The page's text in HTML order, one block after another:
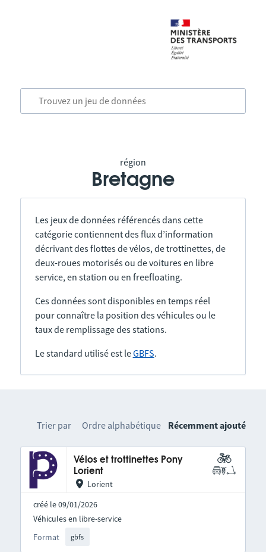
région
Bretagne
Les jeux de données référencés dans cette
catégorie contiennent des flux d’information
décrivant des flottes de vélos, de trottinettes, de
deux-roues motorisés ou de voitures en libre
service, en station ou en freefloating.
Ces données sont disponibles en temps réel
pour connaître la position des véhicules ou le
taux de remplissage des stations.
Le standard utilisé est leGBFS.
Trier par Ordre alphabétique Récemment ajouté
Vélos et trottinettes Pony
Lorient
Lorient
créé le 09/01/2026
Format gbfs
Véhicules en libre-service